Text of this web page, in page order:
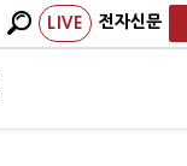
LIVE 전자신문